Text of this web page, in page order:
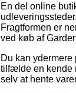
En del online
Fragtformen er
ved køb af
Du kan
tilfælde en kende
selv at hente